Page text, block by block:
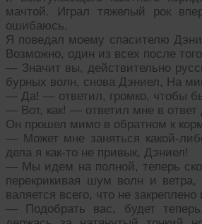
мачтой. Играл тяжелый рок
ошибаюсь.
Я поведал моему спасителю
Возможно, один из всех после
— Значит вы, действительно
бурных волн, снова Дэниел, На
— Да! — ответил, громко, чтобы
— Вот, как! — ответил мне в
Он прошел мимо в обратном к
— Может мне заняться какой-
дела я как-то не привык, Дэниел!
— Мы идем на полной, теперь
перекрикивая шум волн и
валяется всего, что не
— Подобрать вас, будет